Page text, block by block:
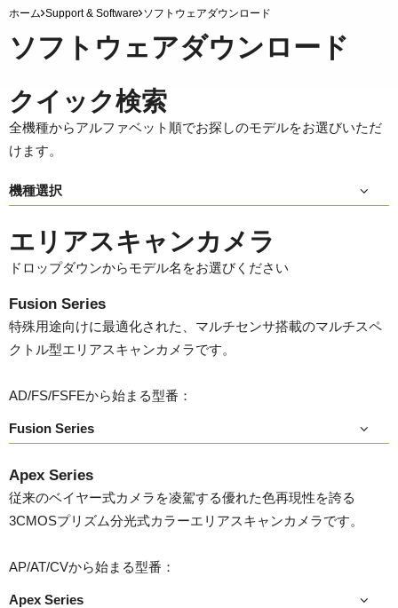
ホーム Support & Software ソフトウェアダウンロード
ソフトウェアダウンロード
クイック検索
全機種からアルファベット順でお探しのモデルをお選びいただ
けます。
機種選択
エリアスキャンカメラ
ドロップダウンからモデル名をお選びください
Fusion Series
特殊用途向けに最適化された、マルチセンサ搭載のマルチスペ
クトル型エリアスキャンカメラです。
AD/FS/FSFEから始まる型番：
Fusion Series
Apex Series
従来のベイヤー式カメラを凌駕する優れた色再現性を誇る
3CMOSプリズム分光式カラーエリアスキャンカメラです。
AP/AT/CVから始まる型番：
Apex Series